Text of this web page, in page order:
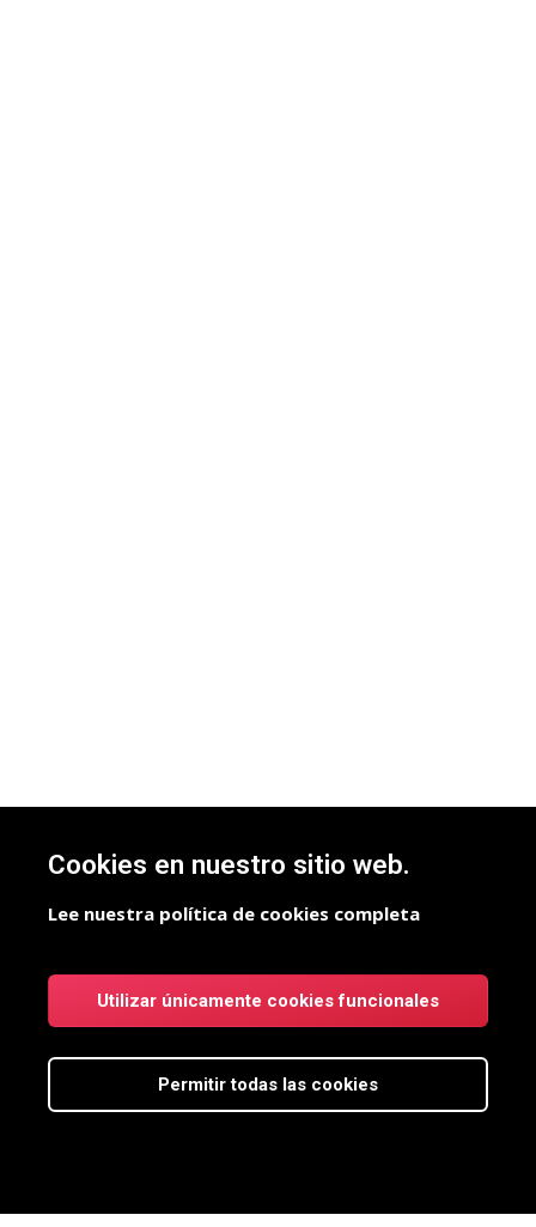
Cookies en nuestro sitio web.
Lee nuestra política de cookies completa
Utilizar únicamente cookies funcionales
Permitir todas las cookies